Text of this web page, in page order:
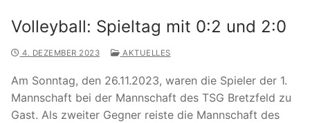
Volleyball: Spieltag mit 0:2 und 2:0
4. DEZEMBER 2023 AKTUELLES
Am Sonntag, den 26.11.2023, waren die Spieler der 1.
Mannschaft bei der Mannschaft des TSG Bretzfeld zu
Gast. Als zweiter Gegner reiste die Mannschaft des